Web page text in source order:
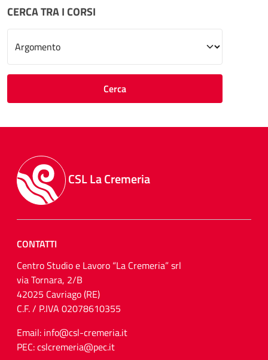
CERCA TRA I CORSI
Cerca
CSL La Cremeria
CONTATTI
Centro Studio e Lavoro “La Cremeria” srl
via Tornara, 2/B
42025 Cavriago (RE)
C.F. / P.IVA 02078610355
Email: info@csl-cremeria.it
PEC: cslcremeria@pec.it